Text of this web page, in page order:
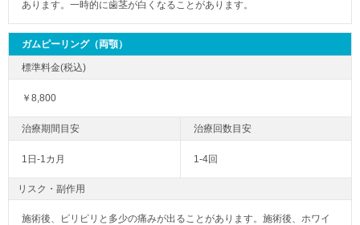
あります。一時的に歯茎が白くなることがあります。
ガムピーリング（両顎）
￥8,800
1日-1カ月 1-4回
リスク・副作用
施術後、ピリピリと多少の痛みが出ることがあります。施術後、ホワイ